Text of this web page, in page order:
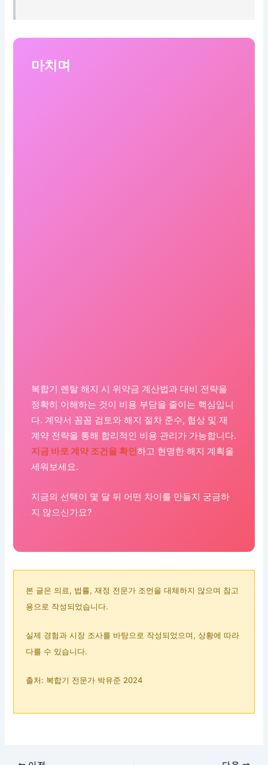
마치며
복합기 렌탈 해지 시 위약금 계산법과 대비 전략을
정확히 이해하는 것이 비용 부담을 줄이는 핵심입니
다. 계약서 꼼꼼 검토와 해지 절차 준수, 협상 및 재
계약 전략을 통해 합리적인 비용 관리가 가능합니다.
지금 바로 계약 조건을 확인하고 현명한 해지 계획을
세워보세요.
지금의 선택이 몇 달 뒤 어떤 차이를 만들지 궁금하
지 않으신가요?
본 글은 의료, 법률, 재정 전문가 조언을 대체하지 않으며 참고
용으로 작성되었습니다.
실제 경험과 시장 조사를 바탕으로 작성되었으며, 상황에 따라
다를 수 있습니다.
출처: 복합기 전문가 박유준 2024